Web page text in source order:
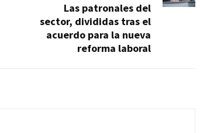
Las patronales del
sector, divididas tras el
acuerdo para la nueva
reforma laboral